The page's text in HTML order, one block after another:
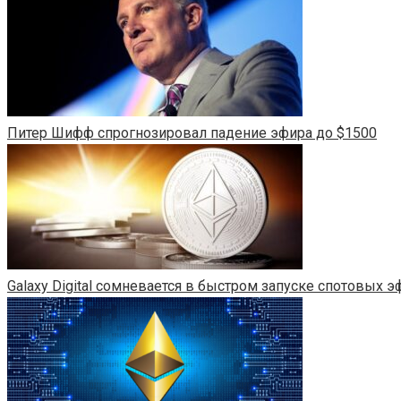
Питер Шифф спрогнозировал падение эфира до $1500
Galaxy Digital сомневается в быстром запуске спотовых